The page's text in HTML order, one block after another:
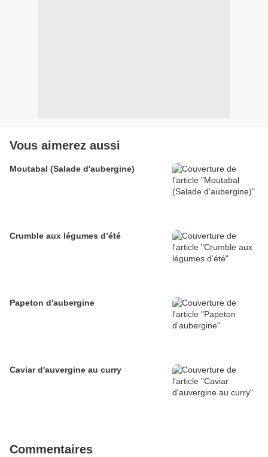
Vous aimerez aussi
Moutabal (Salade d'aubergine)
Crumble aux légumes d’été
Papeton d'aubergine
Caviar d'auvergine au curry
Commentaires